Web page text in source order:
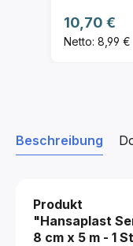
Regulärer
10,70 €
Netto: 8,99 €
Beschreibung
Produkt
"Hansaplast
8 cm x 5 m - 1